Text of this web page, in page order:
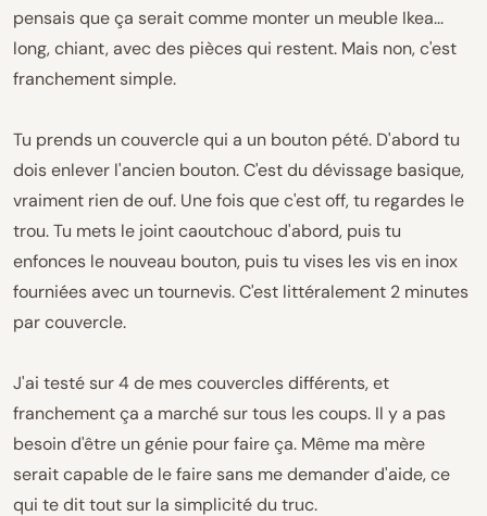
pensais que ça serait comme monter un meuble Ikea...
long, chiant, avec des pièces qui restent. Mais non, c'est
franchement simple.
Tu prends un couvercle qui a un bouton pété. D'abord tu
dois enlever l'ancien bouton. C'est du dévissage basique,
vraiment rien de ouf. Une fois que c'est off, tu regardes le
trou. Tu mets le joint caoutchouc d'abord, puis tu
enfonces le nouveau bouton, puis tu vises les vis en inox
fourniées avec un tournevis. C'est littéralement 2 minutes
par couvercle.
J'ai testé sur 4 de mes couvercles différents, et
franchement ça a marché sur tous les coups. Il y a pas
besoin d'être un génie pour faire ça. Même ma mère
serait capable de le faire sans me demander d'aide, ce
qui te dit tout sur la simplicité du truc.